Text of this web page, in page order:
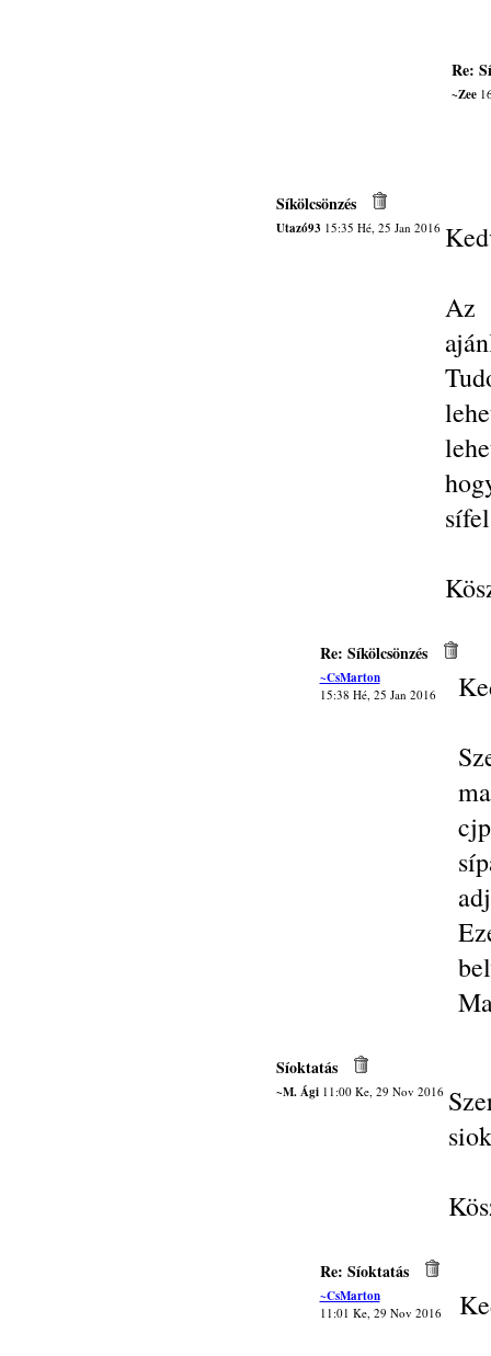
Re:
~Zee
Síkölcsönzés
Utazó93 15:35 Hé, 25 Jan 2016
Az
Re: Síkölcsönzés
~CsMarton
15:38 Hé, 25 Jan 2016
Síoktatás
~M. Ági11:00 Ke, 29 Nov 2016
Re: Síoktatás
~CsMarton
11:01 Ke, 29 Nov 2016